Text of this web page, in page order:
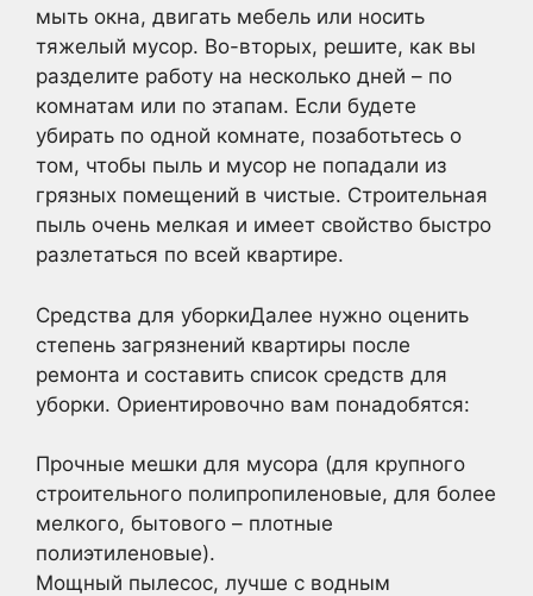
мыть окна, двигать мебель или носить
тяжелый мусор. Во-вторых, решите, как вы
разделите работу на несколько дней – по
комнатам или по этапам. Если будете
убирать по одной комнате, позаботьтесь о
том, чтобы пыль и мусор не попадали из
грязных помещений в чистые. Строительная
пыль очень мелкая и имеет свойство быстро
разлетаться по всей квартире.
Средства для уборкиДалее нужно оценить
степень загрязнений квартиры после
ремонта и составить список средств для
уборки. Ориентировочно вам понадобятся:
Прочные мешки для мусора (для крупного
строительного полипропиленовые, для более
мелкого, бытового – плотные
полиэтиленовые).
Мощный пылесос, лучше с водным